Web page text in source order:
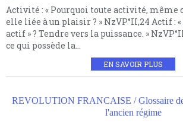
Activité : « Pourquoi toute activité, même
elle liée à un plaisir ? » NzVP°II,24 Actif : «
actif » ? Tendre vers la puissance. »
ce qui possède la...
EN SAVOIR PLUS
REVOLUTION FRANCAISE / Glossaire
l'ancien régime